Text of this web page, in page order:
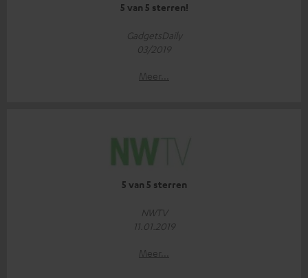
5 van 5 sterren!
GadgetsDaily
03/2019
Meer...
5 van 5 sterren
NWTV
11.01.2019
Meer...